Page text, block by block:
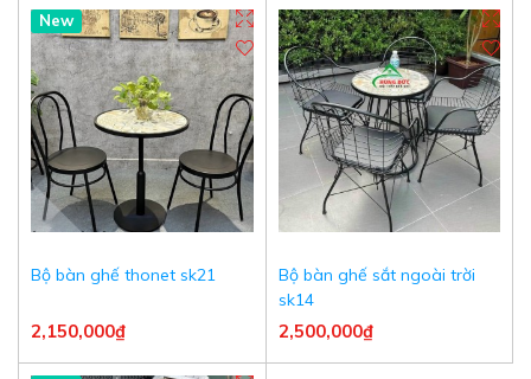
New
Bộ bàn ghế thonet sk21
2,150,000₫
Bộ bàn ghế sắt ngoài trời
sk14
2,500,000₫